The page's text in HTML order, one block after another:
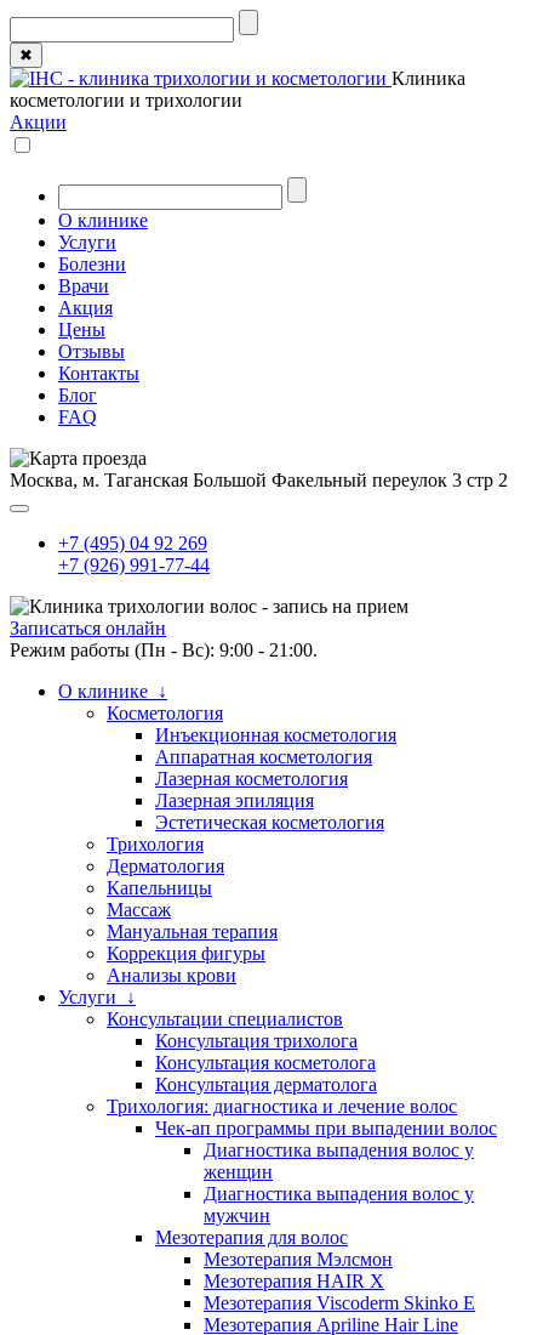
✖
Клиника
косметологии и трихологии
Акции
О клинике
Услуги
Болезни
Врачи
Акция
Цены
Отзывы
Контакты
Блог
FAQ
Москва, м. Таганская Большой Факельный переулок 3 стр 2
+7 (495) 04 92 269
+7 (926) 991-77-44
Записаться онлайн
Режим работы (Пн - Вс): 9:00 - 21:00.
О клинике ↓
Косметология
Инъекционная косметология
Аппаратная косметология
Лазерная косметология
Лазерная эпиляция
Эстетическая косметология
Трихология
Дерматология
Капельницы
Массаж
Мануальная терапия
Коррекция фигуры
Анализы крови
Услуги ↓
Консультации специалистов
Консультация трихолога
Консультация косметолога
Консультация дерматолога
Трихология: диагностика и лечение волос
Чек-ап программы при выпадении волос
Диагностика выпадения волос у
женщин
Диагностика выпадения волос у
мужчин
Мезотерапия для волос
Мезотерапия Мэлсмон
Мезотерапия HAIR X
Мезотерапия Viscoderm Skinko E
Мезотерапия Apriline Hair Line